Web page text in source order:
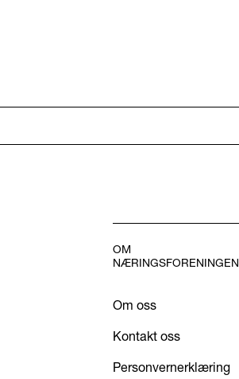
OM
NÆRINGSFORENINGEN
Om oss
Kontakt oss
Personvernerklæring